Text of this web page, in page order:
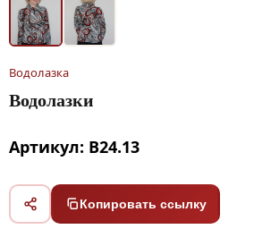
Водолазка
Водолазки
Артикул: В24.13
Копировать ссылку